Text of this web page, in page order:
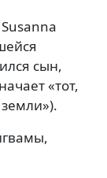
сын,
«тот,